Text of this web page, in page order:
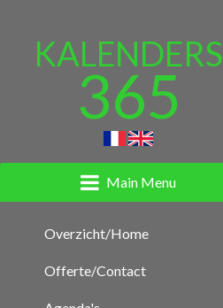
KALENDERS
365
Main Menu
Overzicht/Home
Offerte/Contact